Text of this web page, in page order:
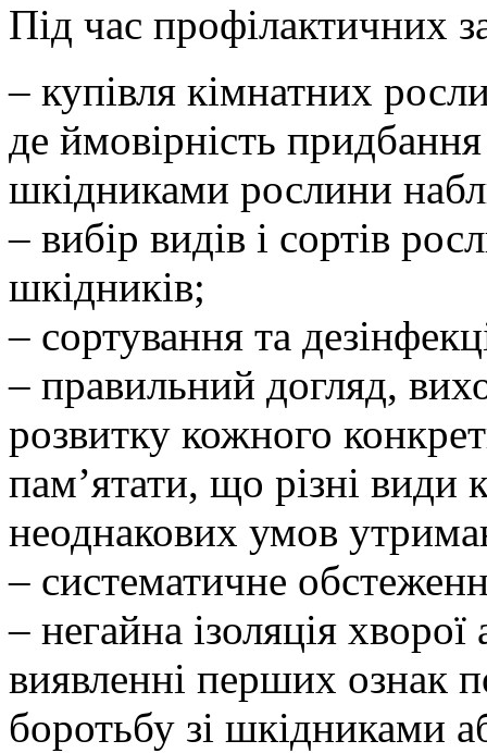
Під час профілактичних
– купівля кімнатних
де ймовірність
шкідниками рослини
– вибір видів і сортів
шкідників;
– сортування та
– правильний догляд,
розвитку кожного
пам’ятати, що різні види
неоднакових умов
– систематичне
– негайна ізоляція
виявленні перших ознак
боротьбу зі шкідниками